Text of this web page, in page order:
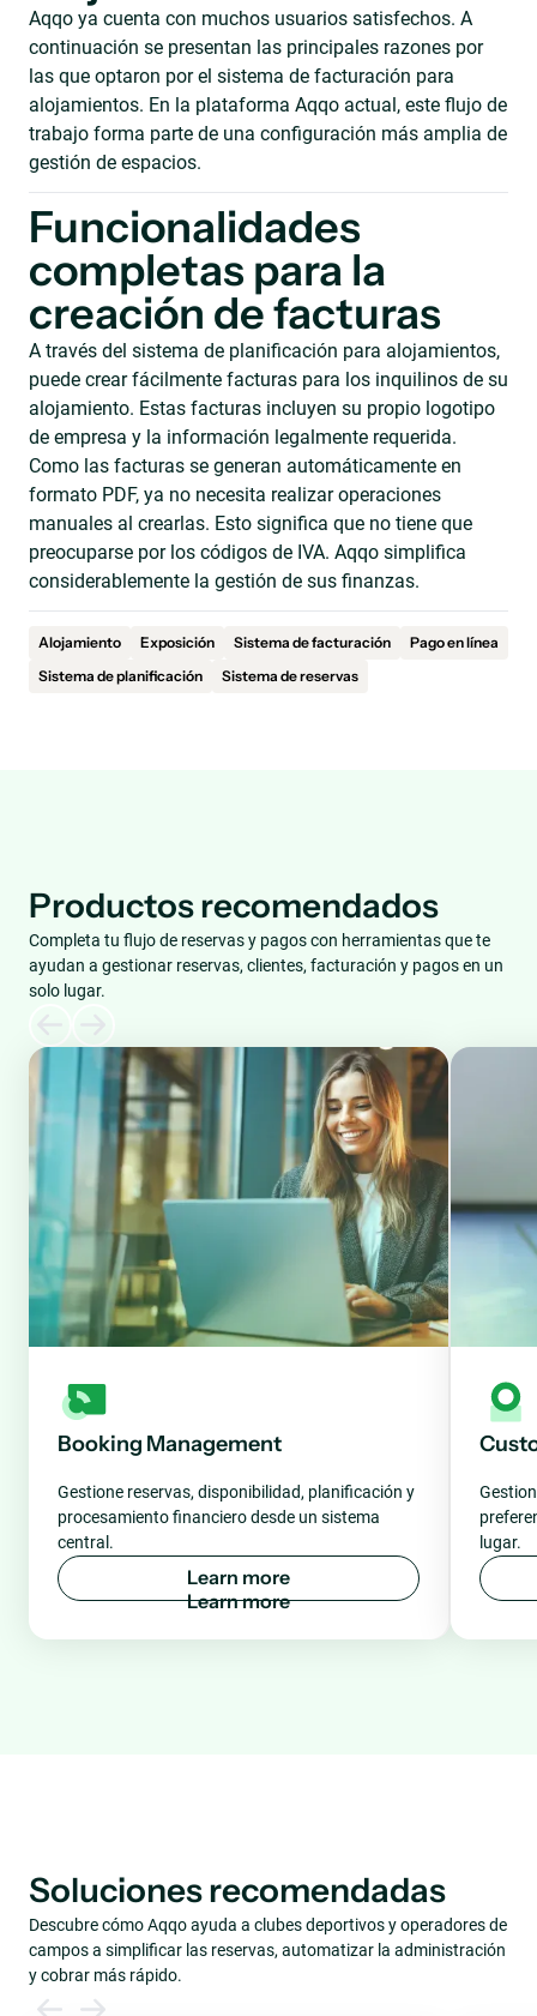
Aqqo ya cuenta con muchos usuarios satisfechos. A
continuación se presentan las principales razones por
las que optaron por el sistema de facturación para
alojamientos. En la plataforma Aqqo actual, este flujo de
trabajo forma parte de una configuración más amplia de
gestión de espacios.
Funcionalidades
completas para la
creación de facturas
A través del sistema de planificación para alojamientos,
puede crear fácilmente facturas para los inquilinos de su
alojamiento. Estas facturas incluyen su propio logotipo
de empresa y la información legalmente requerida.
Como las facturas se generan automáticamente en
formato PDF, ya no necesita realizar operaciones
manuales al crearlas. Esto significa que no tiene que
preocuparse por los códigos de IVA. Aqqo simplifica
considerablemente la gestión de sus finanzas.
Alojamiento Exposición Sistema de facturación
Pago en línea
Sistema de planificación
Sistema de reservas
Productos recomendados
Completa tu flujo de reservas y pagos con herramientas que te
ayudan a gestionar reservas, clientes, facturación y pagos en un
solo lugar.
Booking Management
Gestione reservas, disponibilidad, planificación y
procesamiento financiero desde un sistema
central.
Learn more
lugar.
Soluciones recomendadas
Descubre cómo Aqqo ayuda a clubes deportivos y operadores de
campos a simplificar las reservas, automatizar la administración
y cobrar más rápido.